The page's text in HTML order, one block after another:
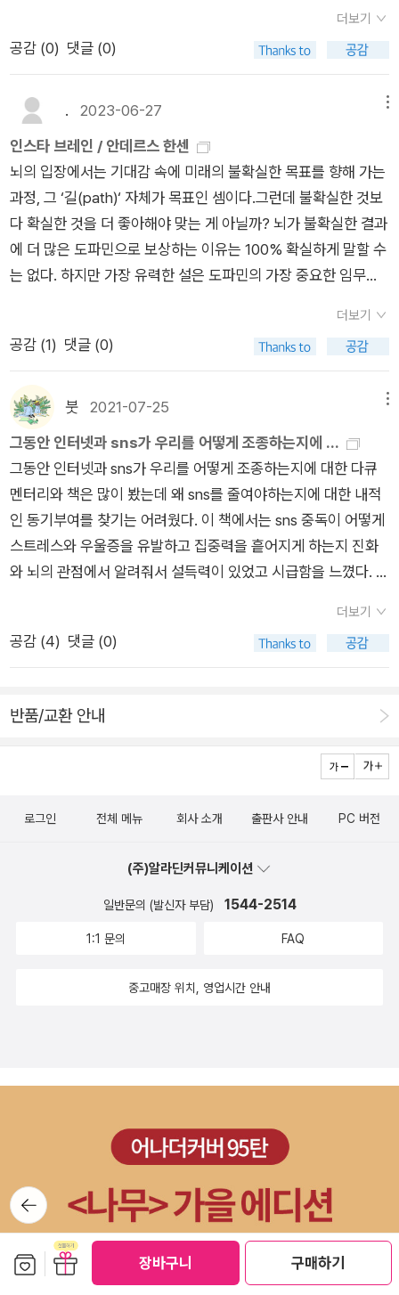
장바구니 구매하기
자유롭게 메시지와 사진, ‘좋아요’ 같은 디지털 인정을 공유할수
있는 플랫폼을 제공해주는 곳이 아니다. 이들이 생산하는 제품은
우리의 관심이다. 이들은 다양한 광고주에게 팔려고 메시지, 사
진, 디지털 인정을 통해 우리의 관심을 잡아끈다. 만약 공짜로 S
이 책은 우리가 왜 스마트폰을 가까이할수록, SNS를 사용할수록
우울함을 느끼는지에 대해 과학적으로 이유를 설명해 준다.흥미
로운 사실들을 매우 쉽게 설명해 주기 때문에 페이지는 빨리빨리
넘어갔다. 다만 후반부로갈수록 앞부분만큼의 재미가 줄어들고
힘이 빠지는 것은 조금 아쉬웠다. 저자는 우울감을 줄이고 충동
억제력을높이기 위해 가벼운 운동을 하는 것을 추천한다. 너무 뻔
한 조언이 아닌가 싶기도 했지만, 이 부분에선 다시 한번 운동의
중요성에 대해 생각하게 되었다.이전보다 집중력이 줄어들었다
던 사람에게, 스마트폰을손에서 놓지 않는 아이들 때문에 고민인
사람에게 이 책 <인스타 브레인>을 추천한다.
바로 인류의 뇌입니다.감정은 생존전략으로 작동합니다. 환경에
의한 반응이 아닌 뇌를 통해 우리가 다양한 행동을 취하도록 만드
우리가 극도의 스트레스를 경험하고 우울증이 온다면, 나의 뇌에
서 '너 지금 힘들어' 하고 경고의 메시지를 보내는 것입니다. 즉,
우울증이 이런 힘든 상황에서 스스로 보호하려는 뇌의 전략이라
는 것입니다. ​이런 뇌의 현상들이 지금은 핸드폰에 반응하는 기본
이 되고 있는데 이 설명들 또한 재미있습니다.우리가 핸드폰에 이
토록 집착하는 이유..물론 핸드폰 속에는 너무나 재미있는 것들이
많죠. ​우리 신체에는 도파민과 엔도르핀이 분비하는데요.도파민
은 눈앞에 있는 맛있는 것을 먹고 싶게 만들지만, 그 음식을 맛있
수치를 높여준다고 합니다.​예를 들면요~ 진화 과정에 있어서 주
변 환경에 대해 더 많이 알수록 생존 확률이 높아지는 행동들이
지금의 우리는 핸드폰에 문자 메시지가 오면 휴대전화를 들여다
보고 싶은 강한 충동을 느끼게 되는 행동으로 이어집니다.대부분
메일이나 문자 메시지를 읽을 때 보다 알림음을 들었을 때 도파민
이 더 많이 분비된다고 합니다. ​이런 이유로 우리는 더욱 핸드폰
에 집착을 하게 되고 휴대폰 사용이 늘어감에 따라 생기는 불이익
들에 대해 열거하고 있습니다. ​그렇기에 우리는 디지털 세계에 잘
적응하기 위해 무엇을 해야 하는지에 대한 해답이 이 책에서 알려
주는 핵심이 아닌가 해요.​휴대폰 사용 시간을 체크해 보고, 폰 알
람보다는 자명종 시계를 구입해서 사용해 보고, 운전할 때는 묵음
으로 해두는 것들..문자나 메일을 확인하는 시간은 따로 정해 보
고, 잠들기 최소 한 시간 전에는 모든 전원을 끄자 등등...어찌 보
부나 다름없어진 휴대전화라는 도구에 중독된 삶을 살 것인지 아
더보기
공감 (0) 댓글 (0)
. 2023-06-27
인스타 브레인 / 안데르스 한센
뇌의 입장에서는 기대감 속에 미래의 불확실한 목표를 향해 가는
과정, 그 ‘길(path)‘ 자체가 목표인 셈이다.그런데 불확실한 것보
다 확실한 것을 더 좋아해야 맞는 게 아닐까? 뇌가 불확실한 결과
에 더 많은 도파민으로 보상하는 이유는 100% 확실하게 말할 수
는 없다. 하지만 가장 유력한 설은 도파민의 가장 중요한 임무가
르핀, 휴대전화 中>- P82우두머리 수컷이 강제로 밀려나면서
생긴 권력 공백은 조작이 가능하다. 무작위로 선발한 원숭이에게
자기 지휘권을 잡고 새로운 우두머리가 되었다. 그러나 공격성은
증가하지 않고 오히려 감소했다. 그 원숭이는 다른 원숭이를 물리
적으로 위협하는 게 아니라 연대를 통해 자신의 지위를 공고히 했
다.<6장-SNS를 끊고 기분이 나아진 사람들 中>- P156600명
을 대상으로 페이스북을 사용할 때 가장 많이 느끼는 감정이 무엇
인지를 조사한 결과, 과반수가 긍정적인 감정을 느꼈다고 답했다.
그러나 3분의 1은 부정적인 감정을 느꼈고, 가장 많이 느낀 감정
은 질투였다. 그렇다면 페이스북에서 어떤 것을 봤을 때 질투를
느낄까? 새 차일까, 아니면 새로 리모델링한 집일까? 둘 다 아니
었다. 질투의 대상은 다름 아닌 다른 사람의 경험이었다. 이국적
인 곳에서 찍은 휴가 사진은 비싼 소파나 빠른 스포츠카보다도 질
많이 공유하고 싶어 하는 것이기도 하다.<6장-SNS를 끊고 기분
더보기
공감 (1) 댓글 (0)
붓 2021-07-25
그동안 인터넷과 sns가 우리를 어떻게 조종하는지에 ...
그동안 인터넷과 sns가 우리를 어떻게 조종하는지에 대한 다큐
멘터리와 책은 많이 봤는데 왜 sns를 줄여야하는지에 대한 내적
인 동기부여를 찾기는 어려웠다. 이 책에서는 sns 중독이 어떻게
스트레스와 우울증을 유발하고 집중력을 흩어지게 하는지 진화
와 뇌의 관점에서 알려줘서 설득력이 있었고 시급함을 느꼈다. 책
장애가 개선된 것 같다. 표지와 제목이 트렌디하게만 느껴졌는데
가볍지 않았고 쉽게 현재 상황과 문제를 직시할 수 있어 좋았다.
더보기
공감 (4) 댓글 (0)
반품/교환 안내
뒤로가
기
로그인 전체 메뉴 회사 소개 출판사 안내 PC 버전
(주)알라딘커뮤니케이션
일반문의 (발신자 부담) 1544-2514
1:1 문의 FAQ
중고매장 위치, 영업시간 안내